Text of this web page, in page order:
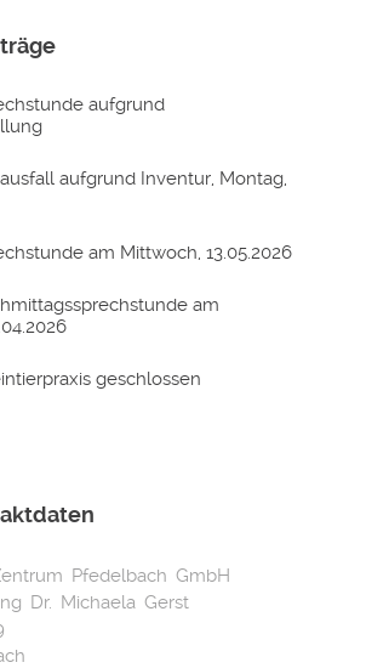
aufgrund
aufgrund Inventur, Montag,
am Mittwoch, 13.05.2026
am
geschlossen
Pfedelbach GmbH
Dr. Michaela Gerst